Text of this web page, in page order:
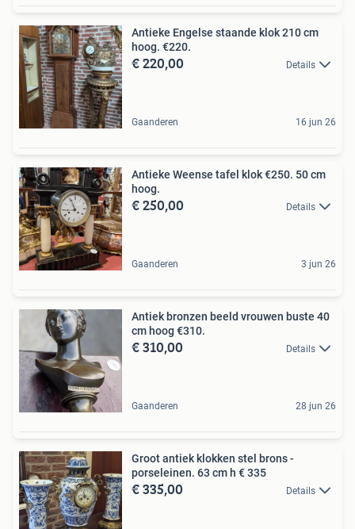
Antieke Engelse staande klok 210 cm
hoog. €220.
€ 220,00 Details
Gaanderen 16 jun 26
Antieke Weense tafel klok €250. 50 cm
hoog.
€ 250,00 Details
Gaanderen 3 jun 26
Antiek bronzen beeld vrouwen buste 40
cm hoog €310.
€ 310,00 Details
Gaanderen 28 jun 26
Groot antiek klokken stel brons -
porseleinen. 63 cm h € 335
€ 335,00 Details